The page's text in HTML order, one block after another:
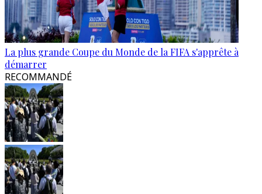
La plus grande Coupe du Monde de la FIFA s'apprête à
démarrer
RECOMMANDÉ